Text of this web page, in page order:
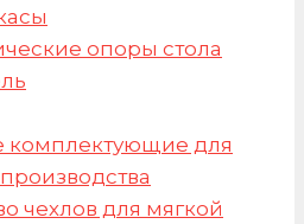
опоры стола
комплектующие для
чехлов для мягкой